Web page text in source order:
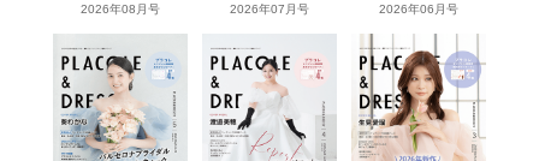
2026年08月号 2026年07月号 2026年06月号